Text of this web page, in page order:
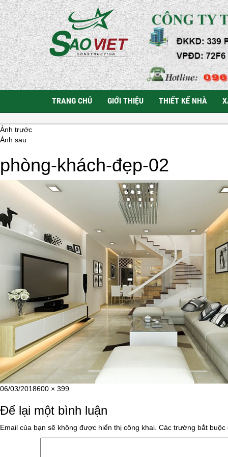
TRANG CHỦ GIỚI THIỆU THIẾT KẾ NHÀ
Ảnh trước
Ảnh sau
phòng-khách-đẹp-02
Đăng
ngày
06/03/2018Kích
đầy
600 × 399
Để lại một bình luận
Email của bạn sẽ không được hiển thị công khai. Các trường bắt buộc